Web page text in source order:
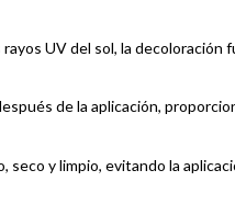
UV del sol, la
de la aplicación,
y limpio, evitando la